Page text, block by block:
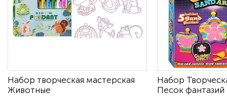
Набор творческая мастерская
Животные
Набор
Песок фантазий